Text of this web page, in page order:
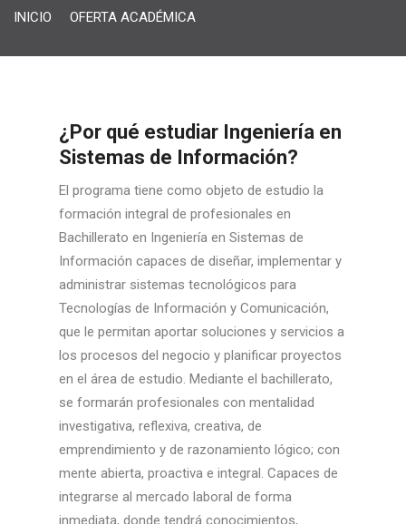
INICIO OFERTA ACADÉMICA
¿Por qué estudiar Ingeniería en
Sistemas de Información?
El programa tiene como objeto de estudio la
formación integral de profesionales en
Bachillerato en Ingeniería en Sistemas de
Información capaces de diseñar, implementar y
administrar sistemas tecnológicos para
Tecnologías de Información y Comunicación,
que le permitan aportar soluciones y servicios a
los procesos del negocio y planificar proyectos
en el área de estudio. Mediante el bachillerato,
se formarán profesionales con mentalidad
investigativa, reflexiva, creativa, de
emprendimiento y de razonamiento lógico; con
mente abierta, proactiva e integral. Capaces de
integrarse al mercado laboral de forma
inmediata, donde tendrá conocimientos,